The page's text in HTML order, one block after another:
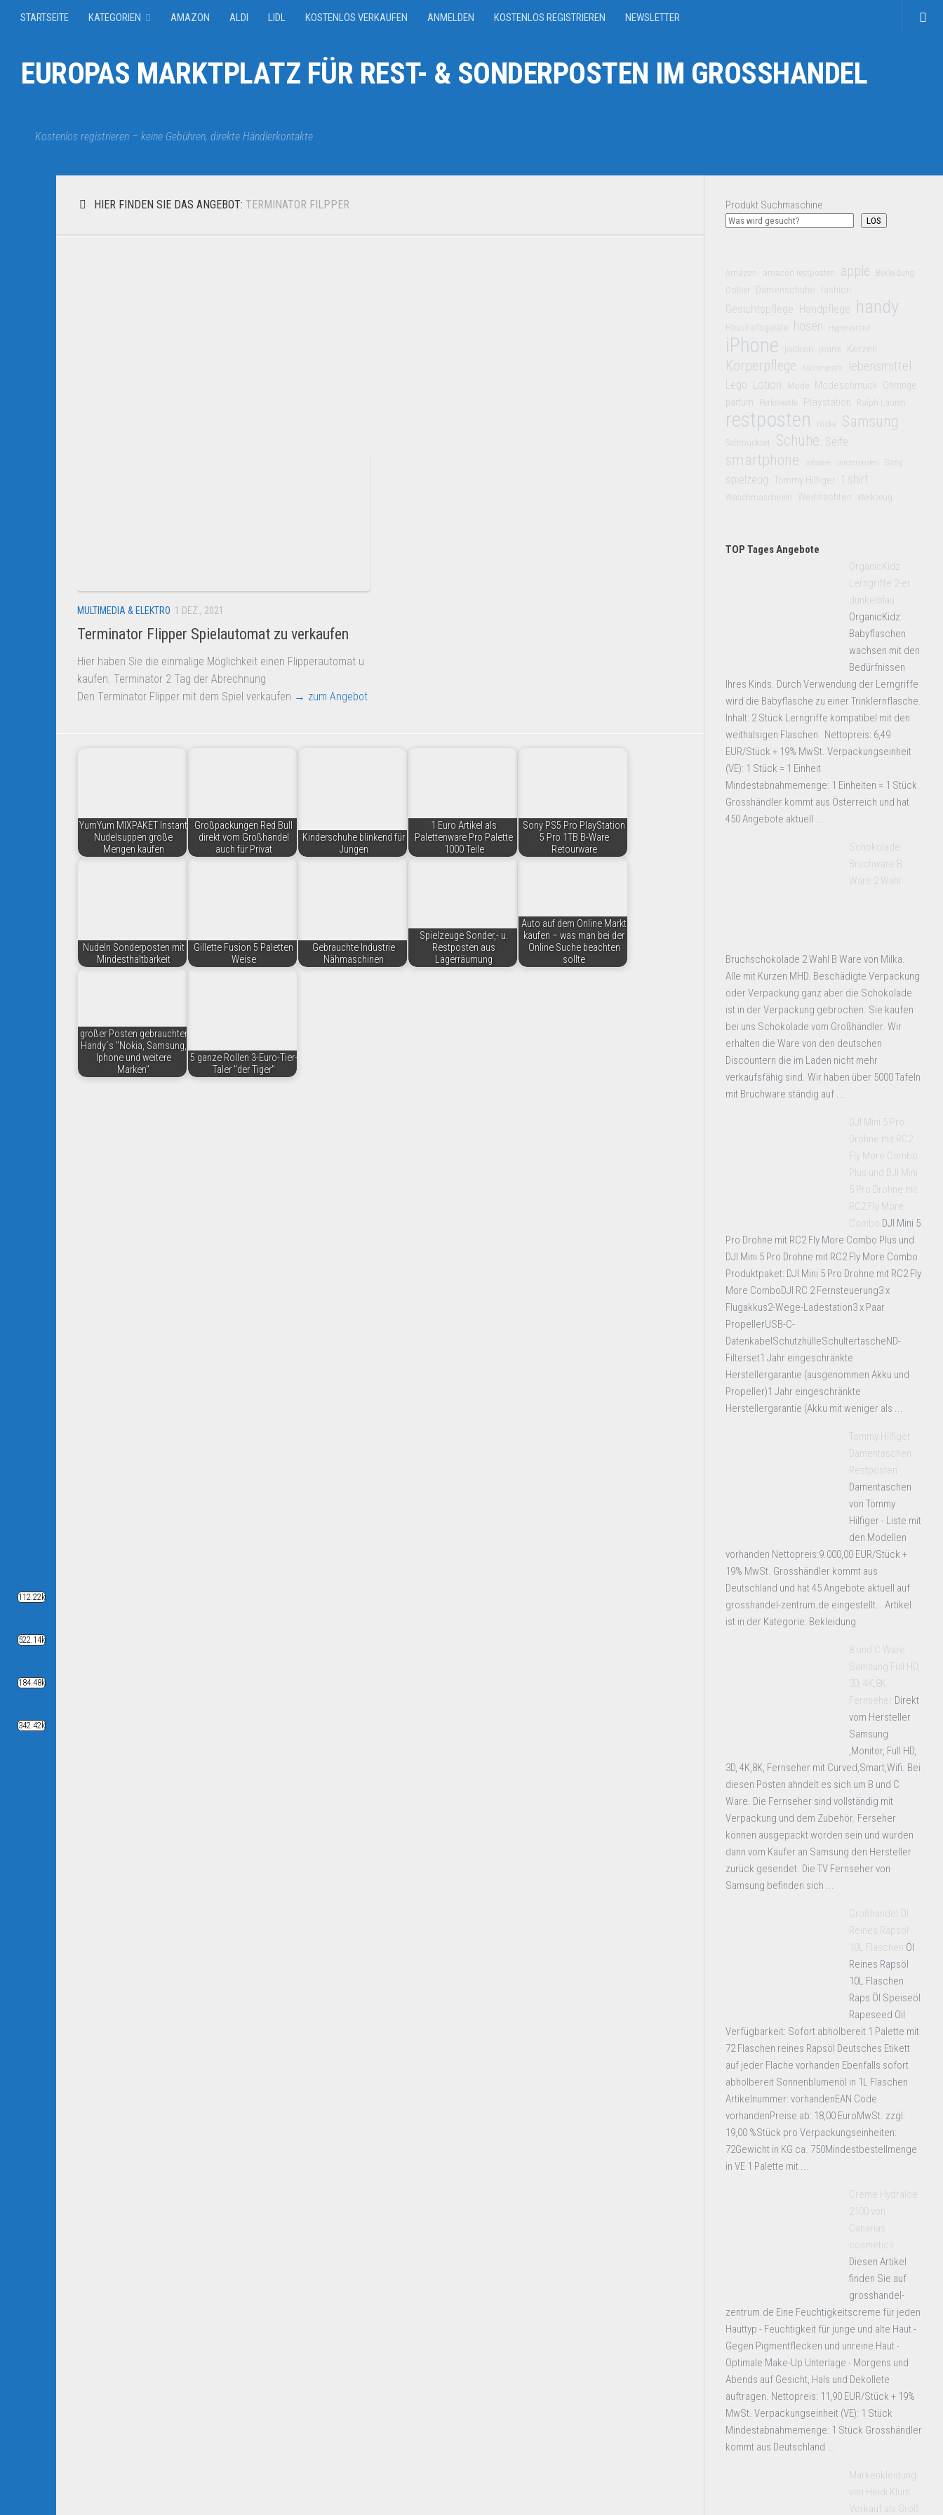
STARTSEITE KATEGORIEN AMAZON ALDI LIDL KOSTENLOS VERKAUFEN ANMELDEN KOSTENLOS REGISTRIEREN NEWSLETTER
EUROPAS MARKTPLATZ FÜR REST- & SONDERPOSTEN IM GROSSHANDEL
Kostenlos registrieren – keine Gebühren, direkte Händlerkontakte
HIER FINDEN SIE DAS ANGEBOT: TERMINATOR FILPPER
MULTIMEDIA & ELEKTRO 1 DEZ., 2021
Terminator Flipper Spielautomat zu verkaufen
Hier haben Sie die einmalige Möglichkeit einen Flipperautomat u
kaufen. Terminator 2 Tag der Abrechnung
Den Terminator Flipper mit dem Spiel verkaufen → zum Angebot
YumYum MIXPAKET Instant
Nudelsuppen große
Mengen kaufen
Großpackungen Red Bull
direkt vom Großhandel
auch für Privat
Kinderschuhe blinkend für
Jungen
1 Euro Artikel als
Palettenware Pro Palette
1000 Teile
Sony PS5 Pro PlayStation
5 Pro 1TB B-Ware
Retourware
Nudeln Sonderposten mit
Mindesthaltbarkeit
Gillette Fusion 5 Paletten
Weise
Gebrauchte Industrie
Nähmaschinen
Spielzeuge Sonder,- u.
Restposten aus
Lagerräumung
Auto auf dem Online Markt
kaufen – was man bei der
Online Suche beachten
sollte
großer Posten gebrauchter
Handy´s "Nokia, Samsung,
Iphone und weitere
Marken"
5 ganze Rollen 3-Euro-Tier-
Taler "der Tiger"
Produkt Suchmaschine
LOS
Amazon amazon restposten apple Bekleidung
Collier Damenschuhe fashion
Gesichtspflege Handpflege handy
Haushaltsgeräte hosen Hygieneartikel
iPhone jacken jeans Kerzen
Körperpflege Küchengeräte lebensmittel
Lego Lotion Mode Modeschmuck Ohrringe
parfüm
Perlenkette Playstation Ralph Lauren
restposten röcke Samsung
Schmuckset Schuhe Seife
smartphone software sonderposten Sony
spielzeug Tommy Hilfiger t shirt
Waschmaschinen Weihnachten Werkzeug
TOP Tages Angebote
OrganicKidz
Lerngriffe 2-er
dunkelblau
OrganicKidz
Babyflaschen
wachsen mit den
Bedürfnissen
Ihres Kinds. Durch Verwendung der Lerngriffe
wird die Babyflasche zu einer Trinklernflasche.
Inhalt: 2 Stück Lerngriffe kompatibel mit den
weithalsigen Flaschen Nettopreis: 6,49
EUR/Stück + 19% MwSt. Verpackungseinheit
(VE): 1 Stück = 1 Einheit
Mindestabnahmemenge: 1 Einheiten = 1 Stück
Grosshändler kommt aus Österreich und hat
450 Angebote aktuell ...
Schokolade
Bruchware B
Ware 2 Wahl
Bruchschokolade 2 Wahl B Ware von Milka.
Alle mit Kurzen MHD. Beschädigte Verpackung
oder Verpackung ganz aber die Schokolade
ist in der Verpackung gebrochen. Sie kaufen
bei uns Schokolade vom Großhändler. Wir
erhalten die Ware von den deutschen
Discountern die im Laden nicht mehr
verkaufsfähig sind. Wir haben über 5000 Tafeln
mit Bruchware ständig auf ...
DJI Mini 5 Pro
Drohne mit RC2
Fly More Combo
Plus und DJI Mini
5 Pro Drohne mit
RC2 Fly More
Combo DJI Mini 5
Pro Drohne mit RC2 Fly More Combo Plus und
DJI Mini 5 Pro Drohne mit RC2 Fly More Combo
Produktpaket: DJI Mini 5 Pro Drohne mit RC2 Fly
More ComboDJI RC 2 Fernsteuerung3 x
Flugakkus2-Wege-Ladestation3 x Paar
PropellerUSB-C-
DatenkabelSchutzhülleSchultertascheND-
Filterset1 Jahr eingeschränkte
Herstellergarantie (ausgenommen Akku und
Propeller)1 Jahr eingeschränkte
Herstellergarantie (Akku mit weniger als ...
Tommy Hilfiger
Damentaschen
Restposten
Damentaschen
von Tommy
Hilfiger - Liste mit
den Modellen
vorhanden Nettopreis:9.000,00 EUR/Stück +
19% MwSt. Grosshändler kommt aus
Deutschland und hat 45 Angebote aktuell auf
grosshandel-zentrum.de eingestellt. Artikel
ist in der Kategorie: Bekleidung
B und C Ware
Samsung Full HD,
3D, 4K,8K
Fernseher Direkt
vom Hersteller
Samsung
,Monitor, Full HD,
3D, 4K,8K, Fernseher mit Curved,Smart,Wifi. Bei
diesen Posten ahndelt es sich um B und C
Ware. Die Fernseher sind vollständig mit
Verpackung und dem Zubehör. Ferseher
können ausgepackt worden sein und wurden
dann vom Käufer an Samsung den Hersteller
zurück gesendet. Die TV Fernseher von
Samsung befinden sich ...
Großhandel Öl
Reines Rapsöl
10L Flaschen Öl
Reines Rapsöl
10L Flaschen
Raps Öl Speiseöl
Rapeseed Oil
Verfügbarkeit: Sofort abholbereit 1 Palette mit
72 Flaschen reines Rapsöl Deutsches Etikett
auf jeder Flache vorhanden Ebenfalls sofort
abholbereit Sonnenblumenöl in 1L Flaschen
Artikelnummer: vorhandenEAN Code
vorhandenPreise ab: 18,00 EuroMwSt. zzgl.
19,00 %Stück pro Verpackungseinheiten:
72Gewicht in KG ca. 750Mindestbestellmenge
in VE 1 Palette mit ...
Creme Hydraloe
2100 von
Canarias
cosmetics
Diesen Artikel
finden Sie auf
grosshandel-
zentrum.de Eine Feuchtigkeitscreme für jeden
Hauttyp - Feuchtigkeit für junge und alte Haut -
Gegen Pigmentflecken und unreine Haut -
Optimale Make-Up Unterlage - Morgens und
Abends auf Gesicht, Hals und Dekollete
auftragen. Nettopreis: 11,90 EUR/Stück + 19%
MwSt. Verpackungseinheit (VE): 1 Stück
Mindestabnahmemenge: 1 Stück Grosshändler
kommt aus Deutschland ...
Markenkleidung
von Heidi Klum
Verkauf als Groß-
112.22k
522.14k
184.48k
342.42k